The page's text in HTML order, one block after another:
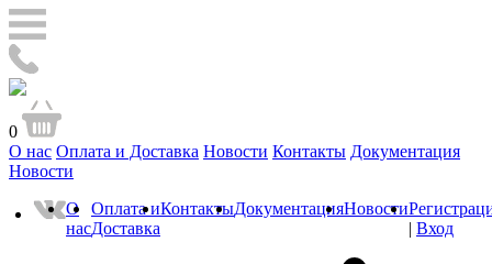
0
О нас Оплата и Доставка Новости Контакты Документация
Новости
О
нас
Оплата и
Доставка
КонтактыДокументацияНовости
| Вход